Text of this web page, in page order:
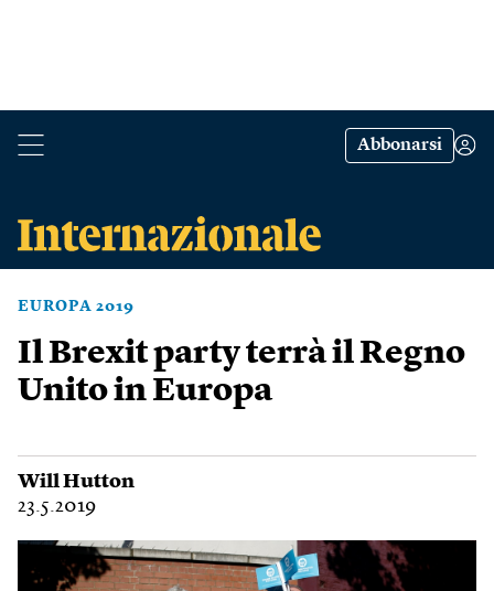
Abbonarsi
EUROPA 2019
Il Brexit party terrà il Regno
Unito in Europa
Will Hutton
23.5.2019